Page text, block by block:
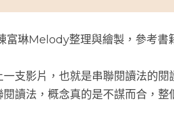
富琳Melody整理與繪製，參考書
支影片，也就是串聯閱讀法的
讀法，概念真的是不謀而合，整